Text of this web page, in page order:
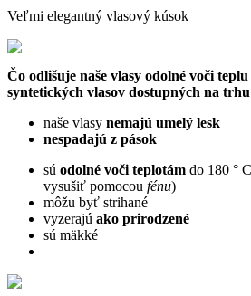
Veľmi elegantný vlasový kúsok
Čo odlišuje naše vlasy odolné voči
syntetických vlasov dostupných na
naše vlasy nemajú umelý lesk
nespadajú z pások
sú odolné voči teplotám do 180 °
vysušiť pomocou fénu)
môžu byť strihané
vyzerajú ako prirodzené
sú mäkké